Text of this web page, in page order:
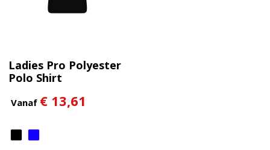
Ladies Pro Polyester
Polo Shirt
Vanaf € 13,61